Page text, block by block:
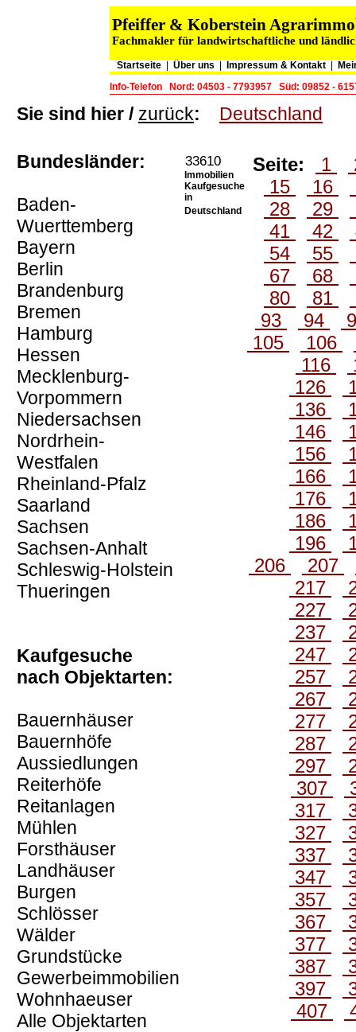
Pfeiffer & Koberstein
Fachmakler für landwirtschaftliche und
Startseite Über uns Impressum & Kontakt
Info-Telefon
Nord: 04503 - 7793957 Süd: 09852 -
Sie sind hier / zurück: Deutschland
Bundesländer:
Baden-
Wuerttemberg
Bayern
Berlin
Brandenburg
Bremen
Hamburg
Hessen
Mecklenburg-
Vorpommern
Niedersachsen
Nordrhein-
Westfalen
Rheinland-Pfalz
Saarland
Sachsen
Sachsen-Anhalt
Schleswig-Holstein
Thueringen
Kaufgesuche
nach Objektarten:
Bauernhäuser
Bauernhöfe
Aussiedlungen
Reiterhöfe
Reitanlagen
Mühlen
Forsthäuser
Landhäuser
Burgen
Schlösser
Wälder
Grundstücke
Gewerbeimmobilien
Wohnhaeuser
Alle Objektarten
33610
Immobilien
Kaufgesuche
in
Deutschland
Seite: 1
15
16
28
29
41
42
54
55
67
68
80
81
93
94
105
106
116
126
136
146
156
166
176
186
196
206
207
217
227
237
247
257
267
277
287
297
307
317
327
337
347
357
367
377
387
397
407